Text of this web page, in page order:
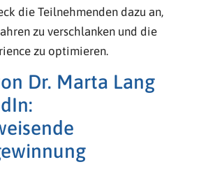
die Teilnehmenden dazu an,
zu verschlanken und die
zu optimieren.
Dr. Marta Lang